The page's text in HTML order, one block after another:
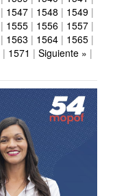
| 1547 | 1548 | 1549 |
| 1555 | 1556 | 1557 |
| 1563 | 1564 | 1565 |
| 1571 | Siguiente » |